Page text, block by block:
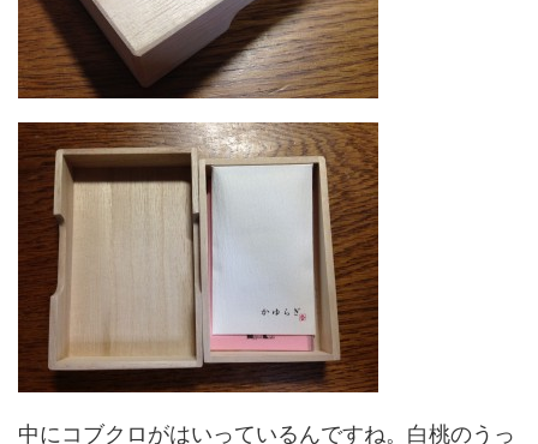
中にコブクロがはいっているんですね。白桃のうっ